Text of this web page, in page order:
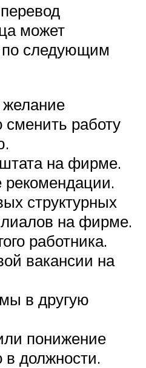
может
по следующим
сменить работу
на фирме.
структурных
на фирме.
работника.
вакансии на
в другую
понижение
в должности.